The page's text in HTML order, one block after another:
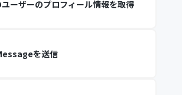
ーザーのプロフィール情報を取得
を送信